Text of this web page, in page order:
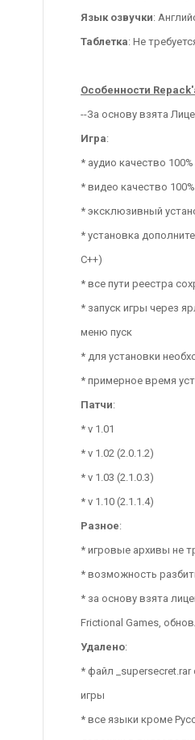
Язык озвучки:
Таблетка: Не
Особенности
--За основу взята
Игра:
* аудио качество 100%
* видео качество 100%
* эксклюзивный
* установка
C++)
* все пути реестра
* запуск игры через
меню пуск
* для установки
* примерное время
Патчи:
* v 1.01
* v 1.02 (2.0.1.2)
* v 1.03 (2.1.0.3)
* v 1.10 (2.1.1.4)
Разное:
* игровые архивы не
* возможность
* за основу взята
Frictional Games,
Удалено:
* файл
игры
* все языки кроме